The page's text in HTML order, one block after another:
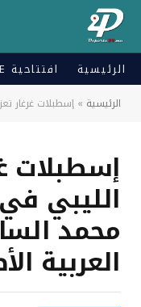
الرئيسية افتتاحية DEPORTE
الرئيسية » إسطبلات غرغار تعزز
إسطبلات
الليبي
محمد
العربية